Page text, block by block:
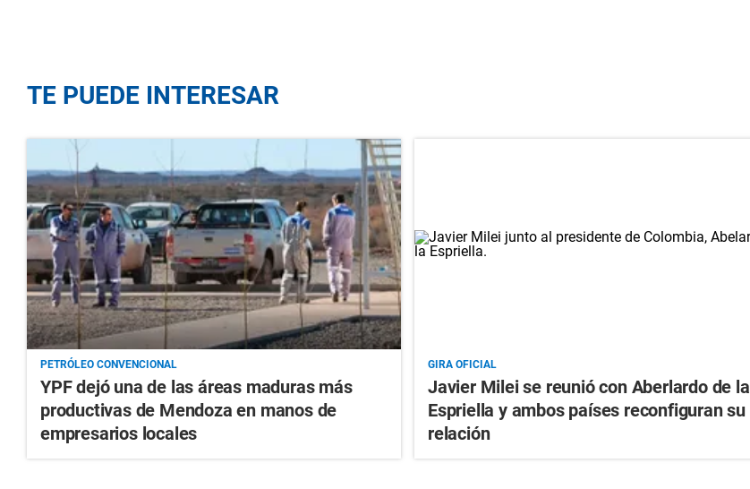
TE PUEDE INTERESAR
PETRÓLEO CONVENCIONAL
YPF dejó una de las áreas maduras más
productivas de Mendoza en manos de
empresarios locales
GIRA OFICIAL
Javier Milei se reunió con Aberlardo de la
Espriella y ambos países reconfiguran su
relación